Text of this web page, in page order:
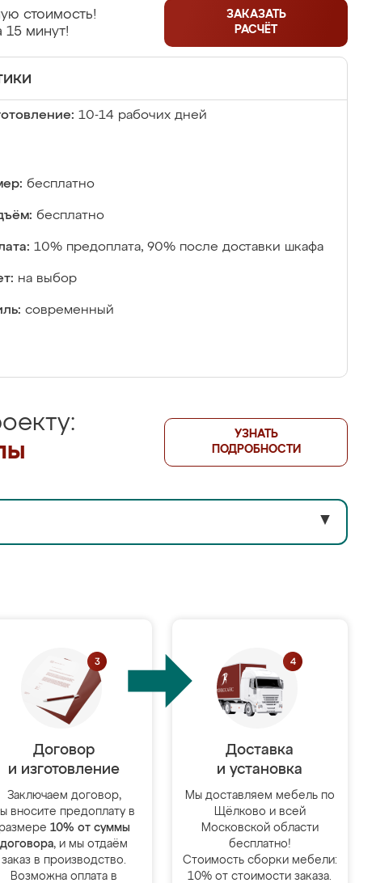
стоимость!
15 минут!
ЗАКАЗАТЬ
РАСЧЁТ
10-14 рабочих дней
бесплатно
бесплатно
10% предоплата, 90% после доставки шкафа
на выбор
современный
УЗНАТЬ
ПОДРОБНОСТИ
▼
Договор
и изготовление
Заключаем договор,
вносите предоплату в
размере 10% от суммы
договора, и мы отдаём
заказ в производство.
Возможна оплата в
Доставка
и установка
Мы доставляем мебель по
Щёлково и всей
Московской области
бесплатно!
Стоимость сборки мебели:
10% от стоимости заказа.